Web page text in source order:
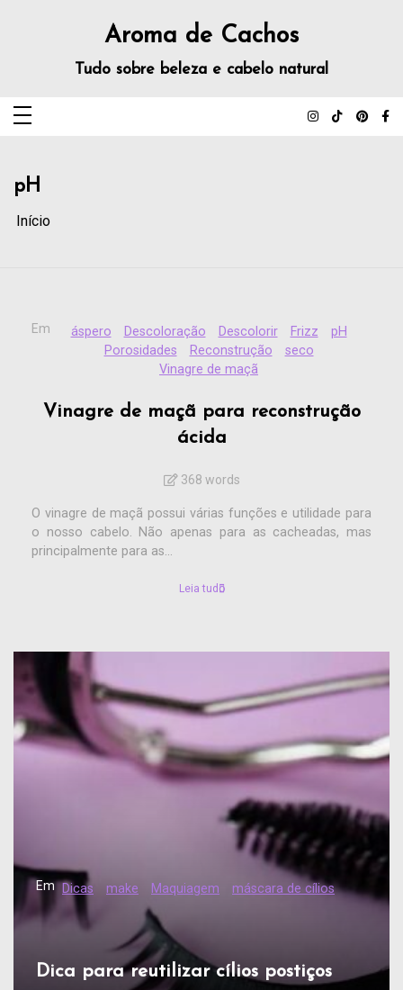
Aroma de Cachos
Tudo sobre beleza e cabelo natural
pH
Início
Em áspero Descoloração Descolorir Frizz
pH
Porosidades
Reconstrução
seco
Vinagre de maçã
Vinagre de maçã para reconstrução
ácida
368 words
O vinagre de maçã possui várias funções e utilidade para
o nosso cabelo. Não apenas para as cacheadas, mas
principalmente para as...
Leia tudo
Em Dicas make Maquiagem máscara de cílios
Dica para reutilizar cílios postiços